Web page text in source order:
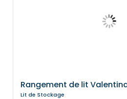
Rangement de lit
Lit de Stockage